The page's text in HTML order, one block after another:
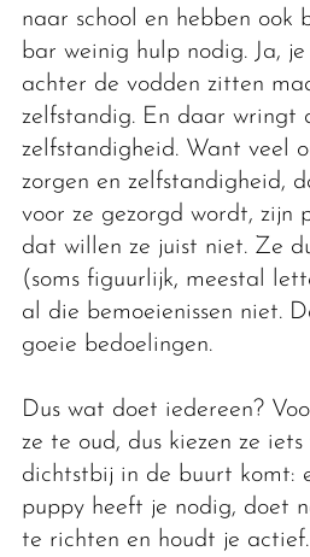
naar school en hebben ook
bar weinig hulp nodig. Ja,
achter de vodden zitten
zelfstandig. En daar wringt
zelfstandigheid. Want veel
zorgen en zelfstandigheid,
voor ze gezorgd wordt, zijn
dat willen ze juist niet. Ze
(soms figuurlijk, meestal
al die bemoeienissen niet.
goeie bedoelingen.
Dus wat doet iedereen?
ze te oud, dus kiezen ze
dichtstbij in de buurt komt:
puppy heeft je nodig, doet
te richten en houdt je